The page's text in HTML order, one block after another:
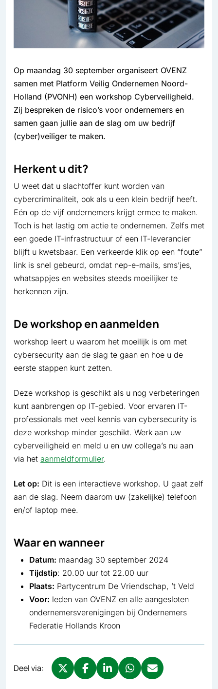
Op maandag 30 september organiseert OVENZ
samen met Platform Veilig Ondernemen Noord-
Holland (PVONH) een workshop Cyberveiligheid.
Zij bespreken de risico’s voor ondernemers en
samen gaan jullie aan de slag om uw bedrijf
(cyber)veiliger te maken.
Herkent u dit?
U weet dat u slachtoffer kunt worden van
cybercriminaliteit, ook als u een klein bedrijf heeft.
Eén op de vijf ondernemers krijgt ermee te maken.
Toch is het lastig om actie te ondernemen. Zelfs met
een goede IT-infrastructuur of een IT-leverancier
blijft u kwetsbaar. Een verkeerde klik op een “foute”
link is snel gebeurd, omdat nep-e-mails, sms’jes,
whatsappjes en websites steeds moeilijker te
herkennen zijn.
De workshop en aanmelden
workshop leert u waarom het moeilijk is om met
cybersecurity aan de slag te gaan en hoe u de
eerste stappen kunt zetten.
Deze workshop is geschikt als u nog verbeteringen
kunt aanbrengen op IT-gebied. Voor ervaren IT-
professionals met veel kennis van cybersecurity is
deze workshop minder geschikt. Werk aan uw
cyberveiligheid en meld u en uw collega’s nu aan
via het aanmeldformulier.
Let op: Dit is een interactieve workshop. U gaat zelf
aan de slag. Neem daarom uw (zakelijke) telefoon
en/of laptop mee.
Waar en wanneer
Datum: maandag 30 september 2024
Tijdstip: 20.00 uur tot 22.00 uur
Plaats: Partycentrum De Vriendschap, ’t Veld
Voor: leden van OVENZ en alle aangesloten
ondernemersverenigingen bij Ondernemers
Federatie Hollands Kroon
Deel via: